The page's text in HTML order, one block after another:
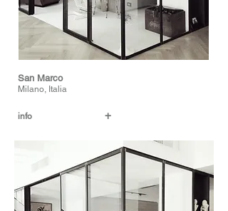
San Marco
Milano, Italia
info +